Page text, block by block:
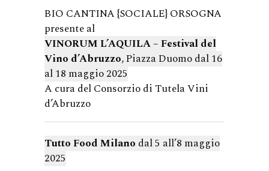
BIO CANTINA {SOCIALE} ORSOGNA
presente al
VINORUM L’AQUILA – Festival del
Vino d’Abruzzo,Piazza Duomo dal 16
al 18 maggio 2025
A cura del Consorzio di Tutela Vini
d’Abruzzo
Tutto Food Milano dal 5 all’8 maggio
2025